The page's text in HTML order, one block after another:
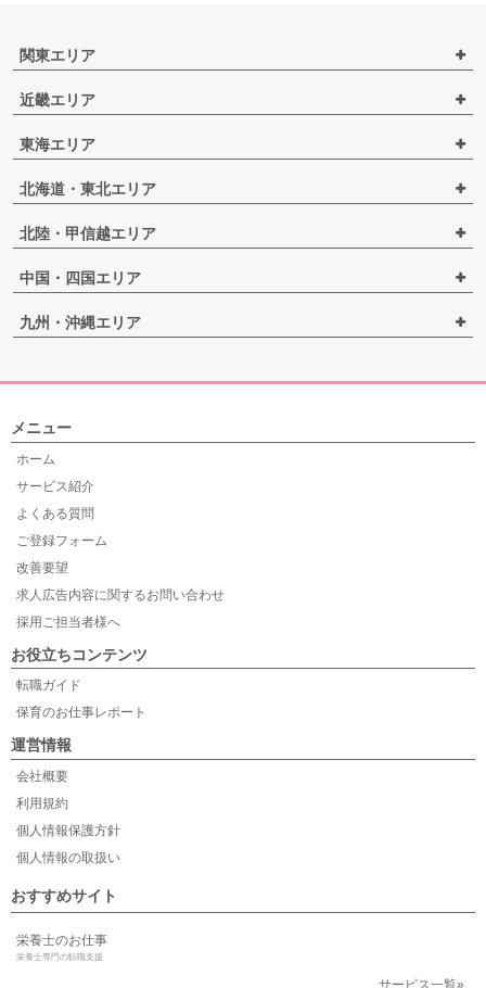
関東エリア
近畿エリア
東海エリア
北海道・東北エリア
北陸・甲信越エリア
中国・四国エリア
九州・沖縄エリア
メニュー
ホーム
サービス紹介
よくある質問
ご登録フォーム
改善要望
求人広告内容に関するお問い合わせ
採用ご担当者様へ
お役立ちコンテンツ
転職ガイド
保育のお仕事レポート
運営情報
会社概要
利用規約
個人情報保護方針
個人情報の取扱い
おすすめサイト
栄養士のお仕事
栄養士専門の転職支援
サービス一覧»